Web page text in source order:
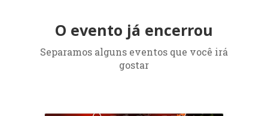
O evento já encerrou
Separamos alguns eventos que você irá
gostar